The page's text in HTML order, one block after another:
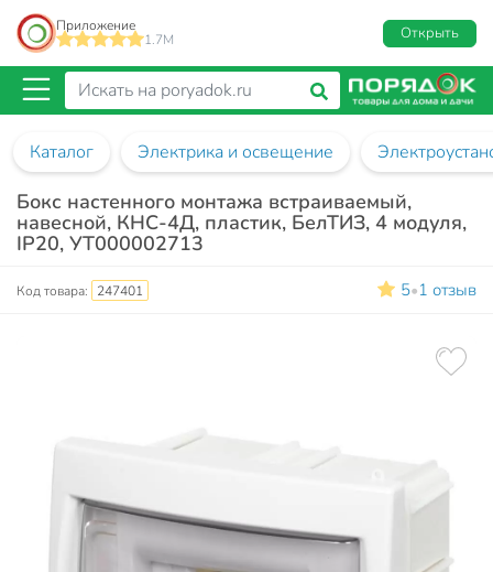
Приложение
1.7M
Открыть
Каталог Электрика и освещение
Бокс настенного монтажа встраиваемый,
навесной, КНС-4Д, пластик, БелТИЗ, 4 модуля,
IP20, УТ000002713
Код товара: 247401 5•1 отзыв